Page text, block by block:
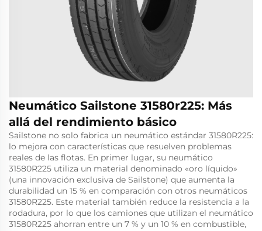
Neumático Sailstone 31580r225: Más
allá del rendimiento básico
Sailstone no solo fabrica un neumático estándar 31580R225:
lo mejora con características que resuelven problemas
reales de las flotas. En primer lugar, su neumático
31580R225 utiliza un material denominado «oro líquido»
(una innovación exclusiva de Sailstone) que aumenta la
durabilidad un 15 % en comparación con otros neumáticos
31580R225. Este material también reduce la resistencia a la
rodadura, por lo que los camiones que utilizan el neumático
31580R225 ahorran entre un 7 % y un 10 % en combustible,